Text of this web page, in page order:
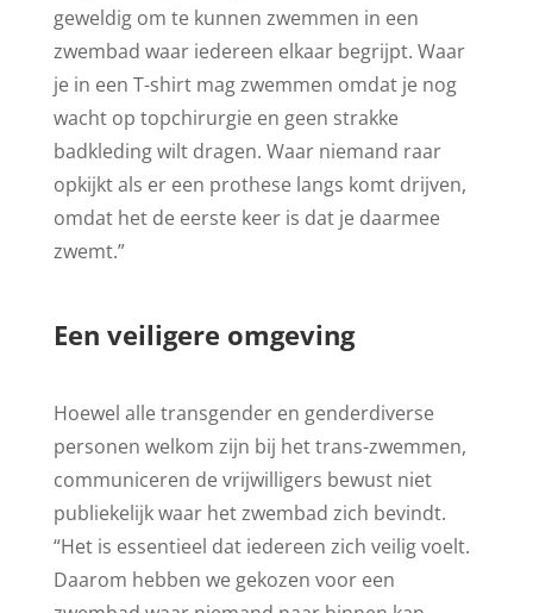
geweldig om te kunnen zwemmen in een
zwembad waar iedereen elkaar begrijpt. Waar
je in een T-shirt mag zwemmen omdat je nog
wacht op topchirurgie en geen strakke
badkleding wilt dragen. Waar niemand raar
opkijkt als er een prothese langs komt drijven,
omdat het de eerste keer is dat je daarmee
zwemt.”
Een veiligere omgeving
Hoewel alle transgender en genderdiverse
personen welkom zijn bij het trans-zwemmen,
communiceren de vrijwilligers bewust niet
publiekelijk waar het zwembad zich bevindt.
“Het is essentieel dat iedereen zich veilig voelt.
Daarom hebben we gekozen voor een